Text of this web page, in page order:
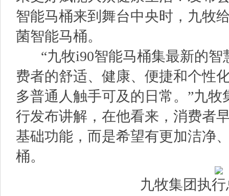
智能马桶来到舞台中央时，九
菌智能马桶。
“九牧i90智能马桶集最新的智
费者的舒适、健康、便捷和个性
多普通人触手可及的日常。”九
行发布讲解，在他看来，消费者
基础功能，而是希望有更加洁净
桶。
九牧集团执